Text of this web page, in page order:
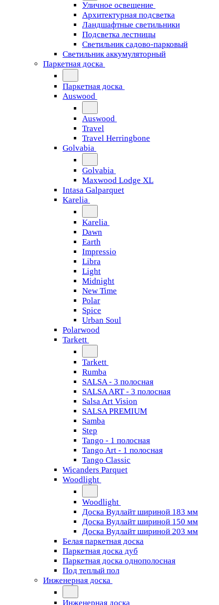
Уличное освещение
Архитектурная подсветка
Ландшафтные светильники
Подсветка лестницы
Светильник садово-парковый
Светильник аккумуляторный
Паркетная доска
Паркетная доска
Auswood
Auswood
Travel
Travel Herringbone
Golvabia
Golvabia
Maxwood Lodge XL
Intasa Galparquet
Karelia
Karelia
Dawn
Earth
Impressio
Libra
Light
Midnight
New Time
Polar
Spice
Urban Soul
Polarwood
Tarkett
Tarkett
Rumba
SALSA - 3 полосная
SALSA ART - 3 полосная
Salsa Art Vision
SALSA PREMIUM
Samba
Step
Tango - 1 полосная
Tango Art - 1 полосная
Tango Classiс
Wicanders Parquet
Woodlight
Woodlight
Доска Вудлайт шириной 183 мм
Доска Вудлайт шириной 150 мм
Доска Вудлайт шириной 203 мм
Белая паркетная доска
Паркетная доска дуб
Паркетная доска однополосная
Под теплый пол
Инженерная доска
Инженерная доска